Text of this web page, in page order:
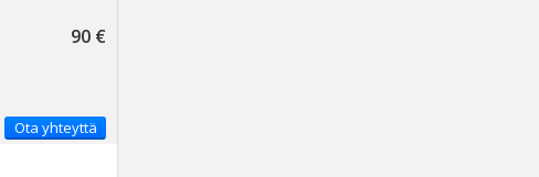
90 €
Ota yhteyttä